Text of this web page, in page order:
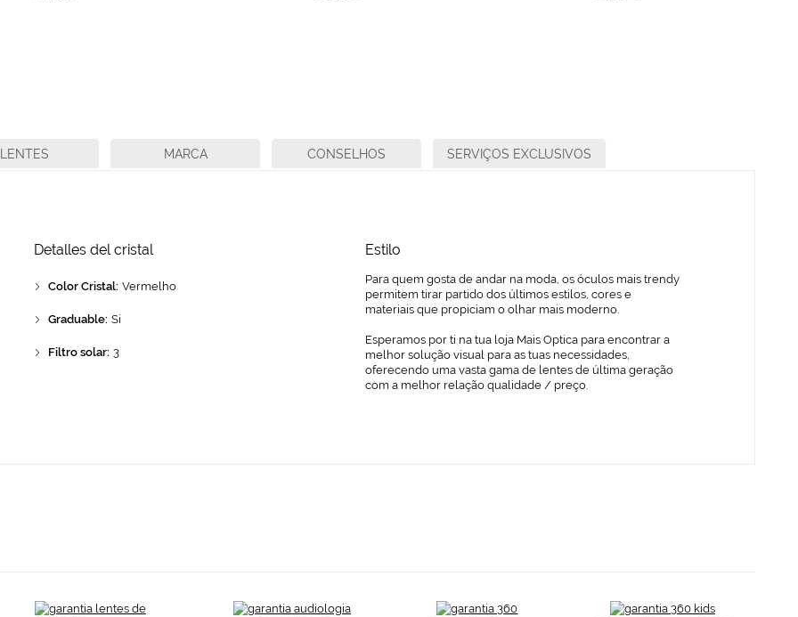
Detalles del cristal
Color Cristal: Vermelho
Graduable: Si
Filtro solar: 3
Estilo
Para quem gosta de andar na moda, os óculos mais trendy
permitem tirar partido dos últimos estilos, cores e
materiais que propiciam o olhar mais moderno.
Esperamos por ti na tua loja Mais Optica para encontrar a
melhor solução visual para as tuas necessidades,
oferecendo uma vasta gama de lentes de última geração
com a melhor relação qualidade / preço.
LENTES MARCA CONSELHOS SERVIÇOS EXCLUSIVOS